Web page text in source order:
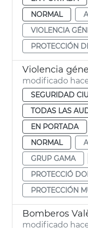
NORMAL
VIOLENCIA
PROTECCIÓN
Violencia
modificado
SEGURIDAD
TODAS LAS
EN PORTADA
NORMAL
GRUP GAMA
PROTECCIÓ
PROTECCIÓN
Bomberos
modificado